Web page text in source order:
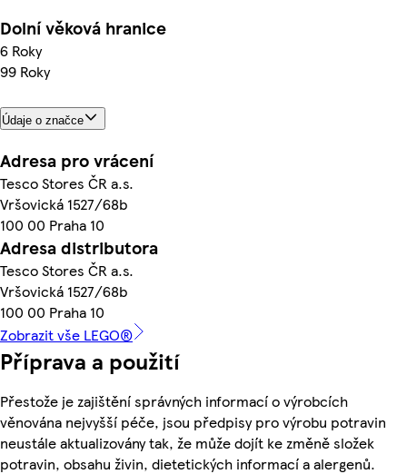
Dolní věková hranice
6 Roky
99 Roky
Údaje o značce
Adresa pro vrácení
Tesco Stores ČR a.s.
Vršovická 1527/68b
100 00 Praha 10
Adresa distributora
Tesco Stores ČR a.s.
Vršovická 1527/68b
100 00 Praha 10
Zobrazit vše LEGO®
Příprava a použití
Přestože je zajištění správných informací o výrobcích
věnována nejvyšší péče, jsou předpisy pro výrobu potravin
neustále aktualizovány tak, že může dojít ke změně složek
potravin, obsahu živin, dietetických informací a alergenů.